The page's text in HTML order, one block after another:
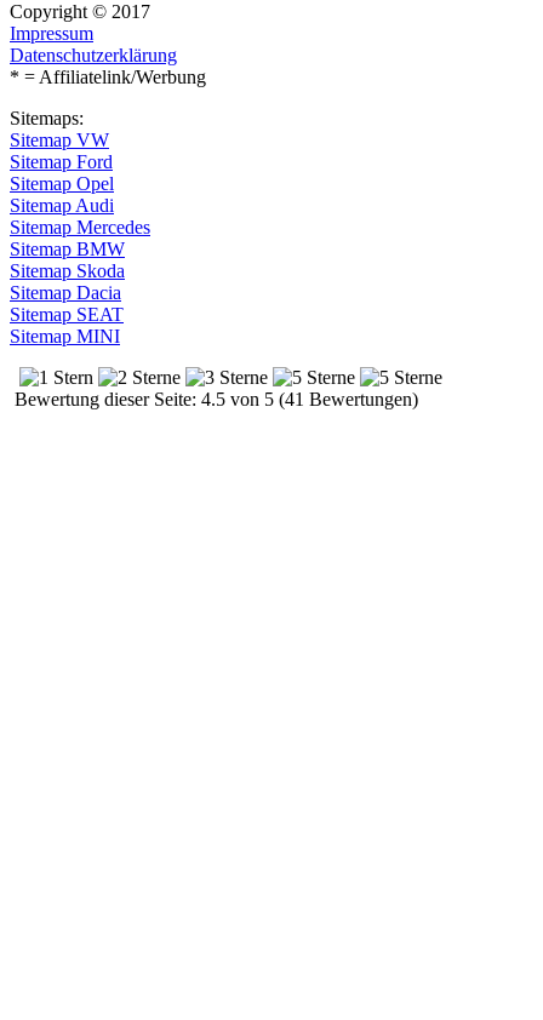
Copyright © 2017
Impressum
Datenschutzerklärung
* = Affiliatelink/Werbung
Sitemaps:
Sitemap VW
Sitemap Ford
Sitemap Opel
Sitemap Audi
Sitemap Mercedes
Sitemap BMW
Sitemap Skoda
Sitemap Dacia
Sitemap SEAT
Sitemap MINI
Bewertung dieser Seite: 4.5 von 5 (41 Bewertungen)